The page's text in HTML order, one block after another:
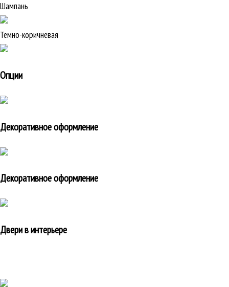
Шампань
Темно-коричневая
Опции
Декоративное оформление
Декоративное оформление
Двери в интерьере